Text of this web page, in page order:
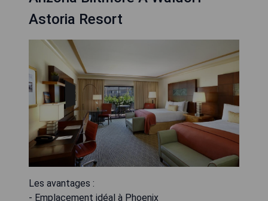
Astoria Resort
Les avantages :
- Emplacement idéal à Phoenix